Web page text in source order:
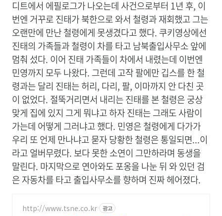
디트에서 에필로그가 나오는데 사건으로부터 1년 후, 이
번엔 거꾸로 진태가 북한으로 와서 철령과 재회했고 그는
오랜만에 만난 철령에게 못생겼다고 했다. 쿠키영상에선
진태의 가족들과 철령이 차를 타고 남북출입사무소 앞에
멈춰 섰다. 이어 진태 가족들이 차에서 내렸는데 이번엔
민영까지 모두 나왔다. 그런데 고작 팔에만 깁스를 한 철
령과는 달리 진태는 허리, 다리, 팔, 이마까지 안 다친 곳
이 없었다. 절뚝거리면서 내리는 진태를 본 철령은 궁상
맞게 집에 있지 그게 뭐냐고 하자 진태는 그래도 사람이
가는데 어떻게 그러냐고 했다. 민영은 철령에게 다가가
우리 또 언제 만나냐고 묻자 당황한 철령은 통일되면...이
라고 얼버무렸다. 보다 못한 소연이 그만하라며 동생을
말린다. 마지막으로 연아와도 포옹을 나눈 뒤 와 있던 검
은 자동차를 타고 출입사무소를 향하며 진짜 헤어졌다.
http://www.tsne.co.kr 광고